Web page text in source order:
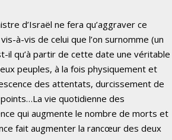
d’Israël ne fera qu’aggraver ce
à-vis de celui que l’on surnomme (un
il qu’à partir de cette date une véritable
peuples, à la fois physiquement et
des attentats, durcissement de
vie quotidienne des
qui augmente le nombre de morts et
fait augmenter la rancœur des deux